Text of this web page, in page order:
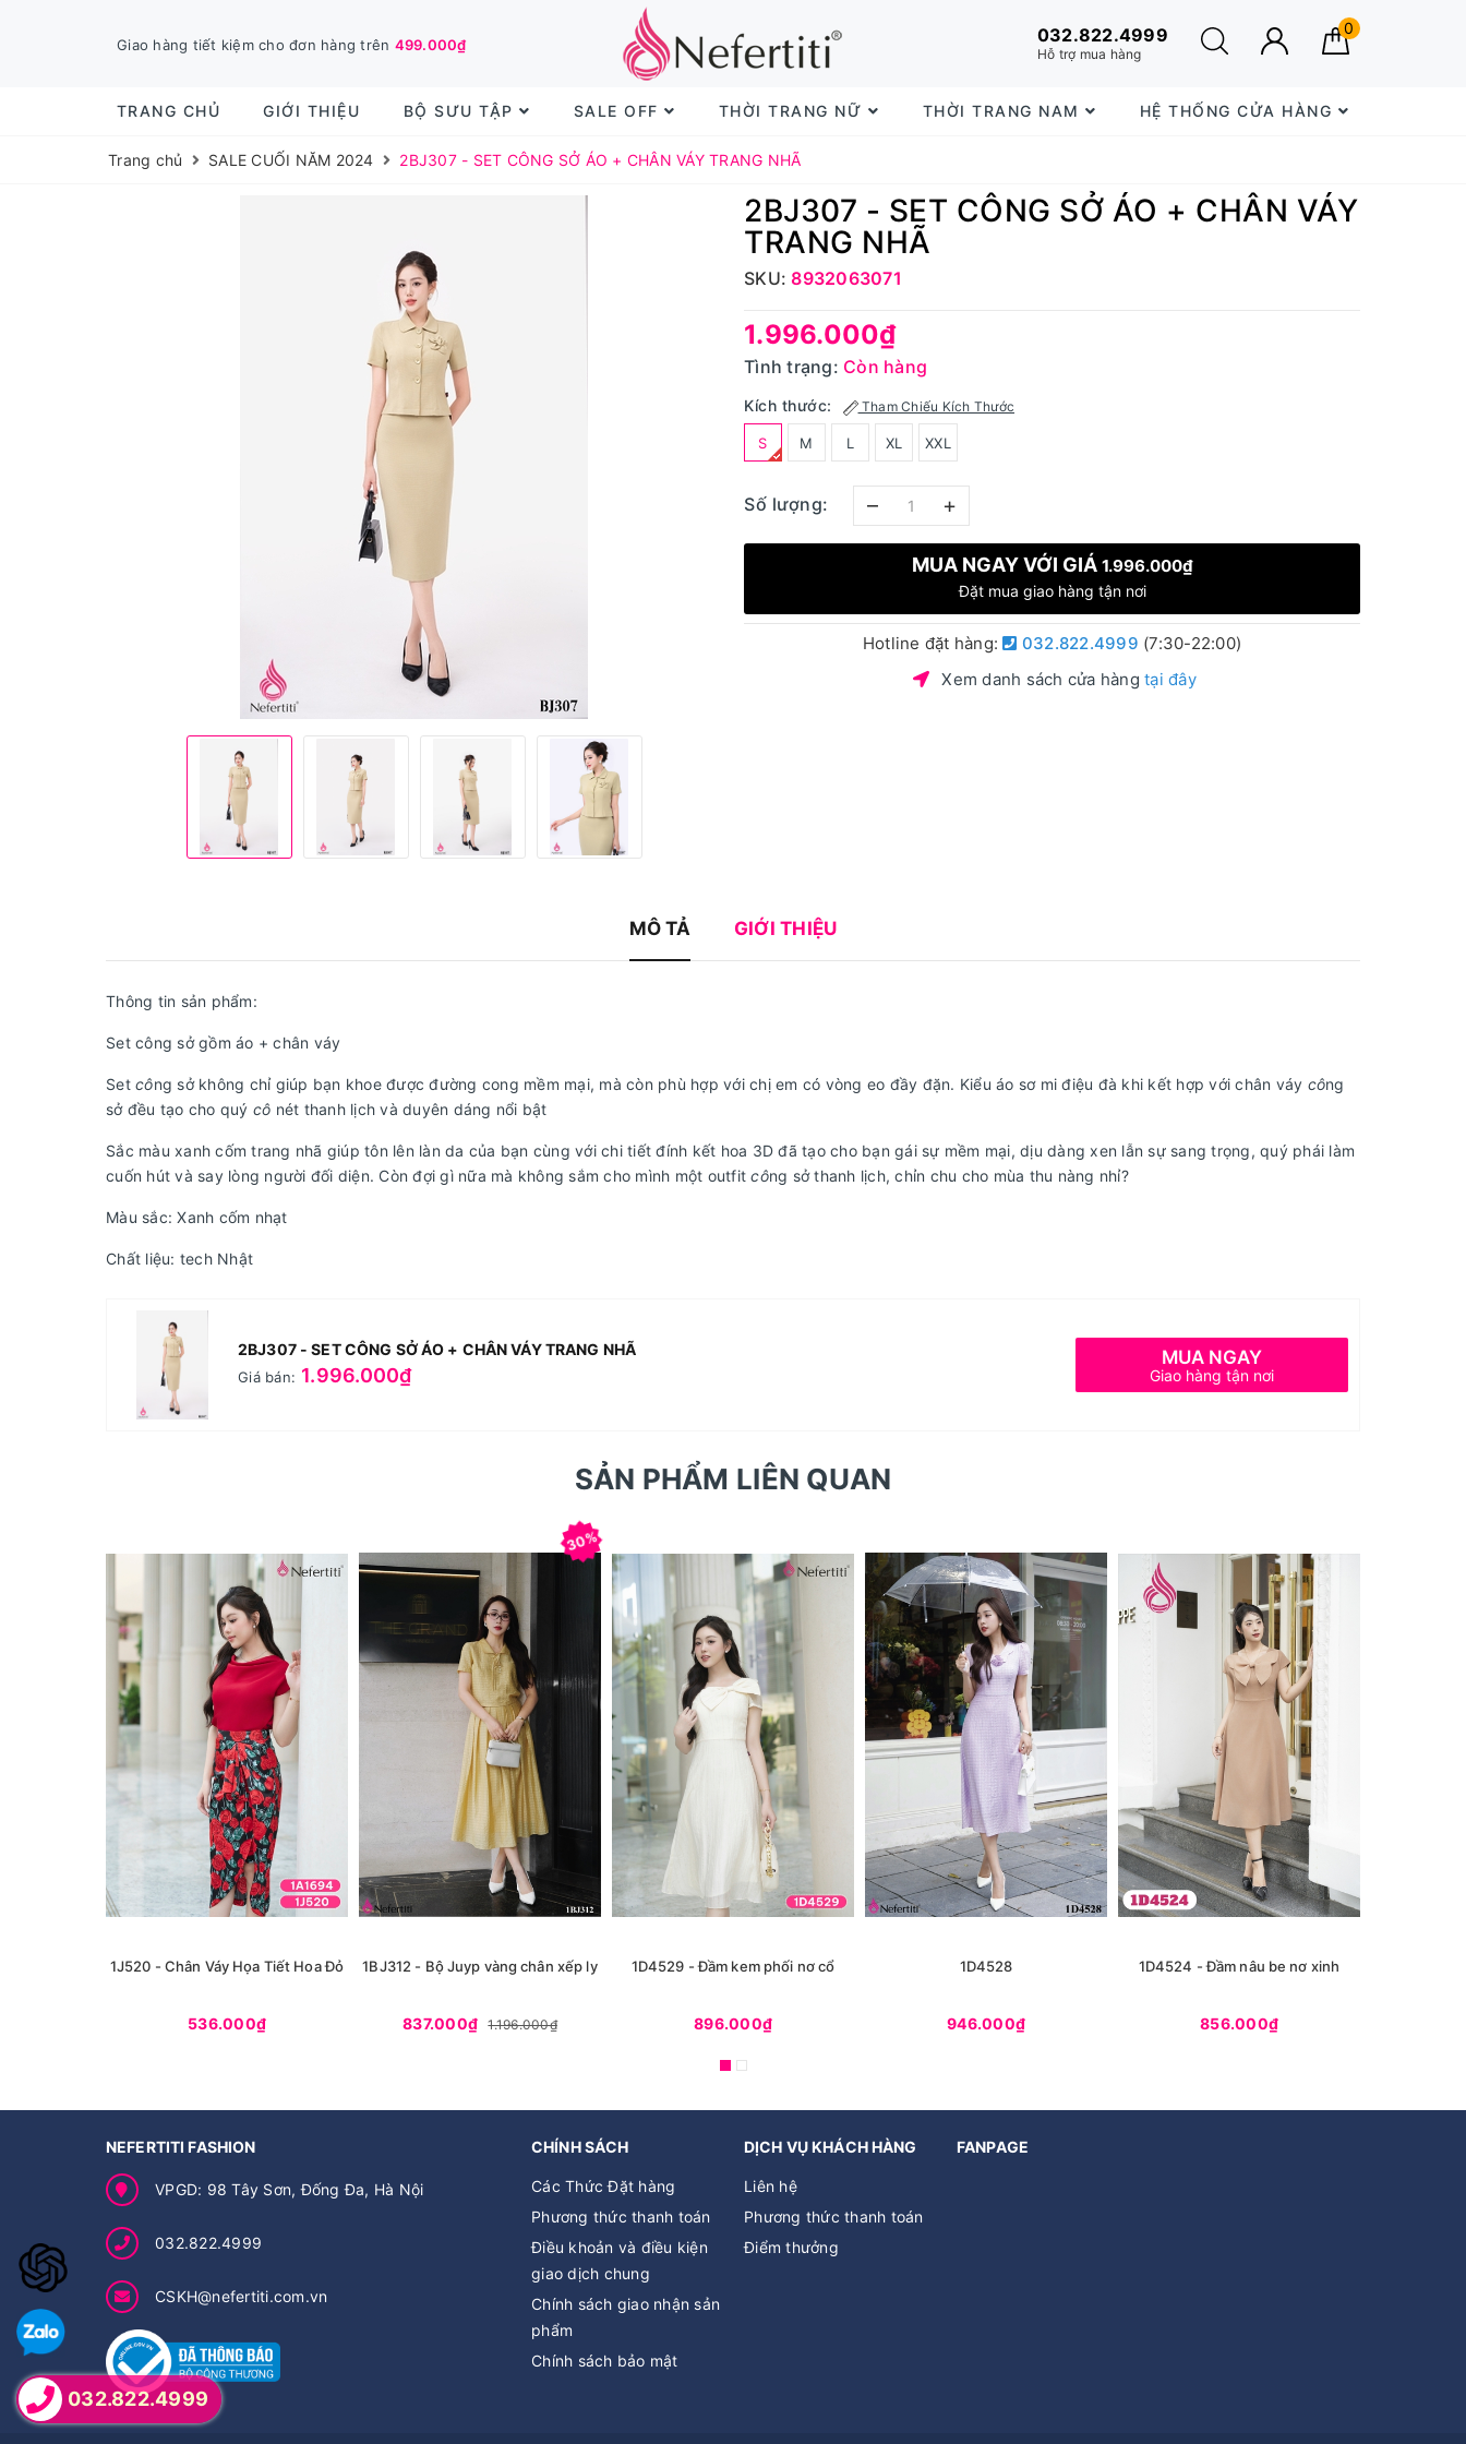
Giao hàng tiết kiệm cho đơn hàng trên 499.000₫ 032.822.4999
Hỗ trợ mua hàng
0
TRANG CHỦ GIỚI THIỆU BỘ SƯU TẬP SALE OFF THỜI TRANG NỮ THỜI TRANG NAM HỆ THỐNG CỬA HÀNG
Trang chủ SALE CUỐI NĂM 2024 2BJ307 - SET CÔNG SỞ ÁO + CHÂN VÁY TRANG NHÃ
2BJ307 - SET CÔNG SỞ ÁO + CHÂN VÁY
TRANG NHÃ
SKU:8932063071
1.996.000₫
Tình trạng: Còn hàng
Kích thước: Tham Chiếu Kích Thước
S M L XL XXL
Số lượng: – +
MUA NGAY VỚI GIÁ 1.996.000₫
Đặt mua giao hàng tận nơi
Hotline đặt hàng: 032.822.4999 (7:30-22:00)
Xem danh sách cửa hàngtại đây
MÔ TẢ GIỚI THIỆU
Thông tin sản phẩm:
Set công sở gồm áo + chân váy
Set công sở không chỉ giúp bạn khoe được đường cong mềm mại, mà còn phù hợp với chị em có vòng eo đầy đặn. Kiểu áo sơ mi điệu đà khi kết hợp với chân váy công
sở đều tạo cho quý cô nét thanh lịch và duyên dáng nổi bật
Sắc màu xanh cốm trang nhã giúp tôn lên làn da của bạn cùng với chi tiết đính kết hoa 3D đã tạo cho bạn gái sự mềm mại, dịu dàng xen lẫn sự sang trọng, quý phái làm
cuốn hút và say lòng người đối diện. Còn đợi gì nữa mà không sắm cho mình một outfitcông sở thanh lịch, chỉn chu cho mùa thu nàng nhỉ?
Màu sắc: Xanh cốm nhạt
Chất liệu: tech Nhật
2BJ307 - SET CÔNG SỞ ÁO + CHÂN VÁY TRANG NHÃ
Giá bán: 1.996.000₫
MUA NGAY
Giao hàng tận nơi
SẢN PHẨM LIÊN QUAN
1J520 - Chân Váy Họa Tiết Hoa Đỏ
536.000₫
30%
1BJ312 - Bộ Juyp vàng chân xếp ly
837.000₫ 1.196.000₫
1D4529 - Đầm kem phối nơ cổ
896.000₫
1D4528
946.000₫
1D4524 - Đầm nâu be nơ xinh
856.000₫
NEFERTITI FASHION
VPGD: 98 Tây Sơn, Đống Đa, Hà Nội
032.822.4999
CSKH@nefertiti.com.vn
CHÍNH SÁCH
Các Thức Đặt hàng
Phương thức thanh toán
Điều khoản và điều kiện
giao dịch chung
Chính sách giao nhận sản
phẩm
Chính sách bảo mật
DỊCH VỤ KHÁCH HÀNG
Liên hệ
Phương thức thanh toán
Điểm thưởng
FANPAGE
032.822.4999